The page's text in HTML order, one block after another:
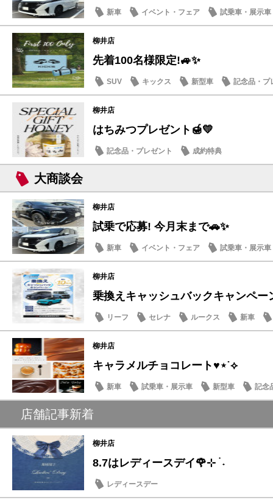
新車 イベント・フェア 試乗車・展示車
柳井店
先着100名様限定!🚙✨
SUV キックス 新型車 記念品・プ
柳井店
はちみつプレゼント🍯💛
記念品・プレゼント 成約特典
大商談会
柳井店
試乗で応募! 今月末まで🚗✨
新車 イベント・フェア 試乗車・展示車
柳井店
乗換えキャッシュバックキャンペー
リーフ セレナ ルークス 新車
柳井店
キャラメルチョコレート♥⋆˙⟡
新車 試乗車・展示車 新型車 記念
店舗記事新着
柳井店
8.7はレディースデイ🌹⊹ ࣪ ˖
レディースデー